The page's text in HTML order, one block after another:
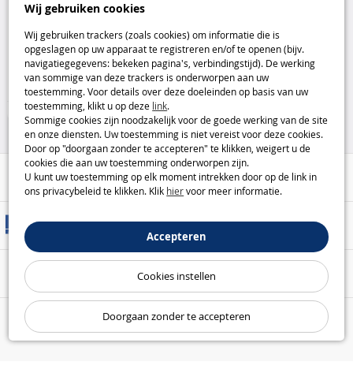
Wij gebruiken cookies
Wij gebruiken trackers (zoals cookies) om informatie die is
opgeslagen op uw apparaat te registreren en/of te openen (bijv.
navigatiegegevens: bekeken pagina's, verbindingstijd). De werking
van sommige van deze trackers is onderworpen aan uw
toestemming. Voor details over deze doeleinden op basis van uw
toestemming, klikt u op deze link.
Sommige cookies zijn noodzakelijk voor de goede werking van de site
en onze diensten. Uw toestemming is niet vereist voor deze cookies.
Door op "doorgaan zonder te accepteren" te klikken, weigert u de
cookies die aan uw toestemming onderworpen zijn.
U kunt uw toestemming op elk moment intrekken door op de link in
ons privacybeleid te klikken. Klik hiervoor meer informatie.
Accepteren
Cookies instellen
Doorgaan zonder te accepteren
zwart (Paladone)Paladone
26,95€
Huis & Vrije Tijd
Hulp / Contact
Leveringsmethoden
Veilige betaling
Onze garanties